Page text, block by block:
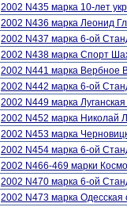
2002 N435 марка 10-лет
2002 N436 марка Леонид
2002 N437 марка 6-ой
2002 N438 марка Спорт
2002 N441 марка Вербное
2002 N442 марка 6-ой
2002 N449 марка Луганская
2002 N452 марка Николай
2002 N453 марка
2002 N454 марка 6-ой
2002 N466-469 марки
2002 N470 марка 6-ой
2002 N473 марка Одесская